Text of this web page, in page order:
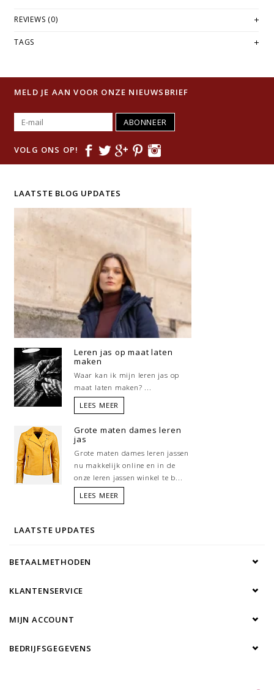
REVIEWS (0)
TAGS
MELD JE AAN VOOR ONZE NIEUWSBRIEF
ABONNEER
VOLG ONS OP!
LAATSTE BLOG UPDATES
Leren jas op maat laten
maken
Waar kan ik mijn leren jas op
maat laten maken? ...
LEES MEER
Grote maten dames leren
jas
Grote maten dames leren jassen
nu makkelijk online en in de
onze leren jassen winkel te b...
LEES MEER
LAATSTE UPDATES
BETAALMETHODEN
KLANTENSERVICE
MIJN ACCOUNT
BEDRIJFSGEGEVENS